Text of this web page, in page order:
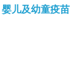
婴儿及幼童疫苗